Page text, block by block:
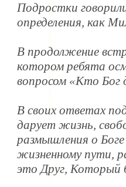
Подростки
определения, как
В продолжение
котором ребята
вопросом «Кто Бог
В своих ответах
дарует жизнь,
размышления о
жизненному пути,
это Друг, Который